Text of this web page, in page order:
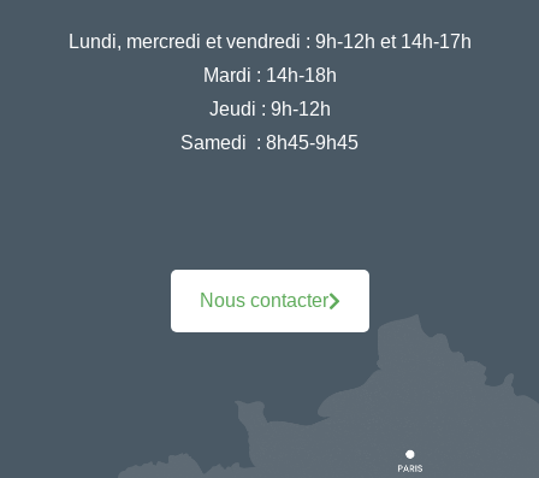
Lundi, mercredi et vendredi : 9h-12h et 14h-17h
Mardi : 14h-18h
Jeudi : 9h-12h
Samedi : 8h45-9h45
Nous contacter